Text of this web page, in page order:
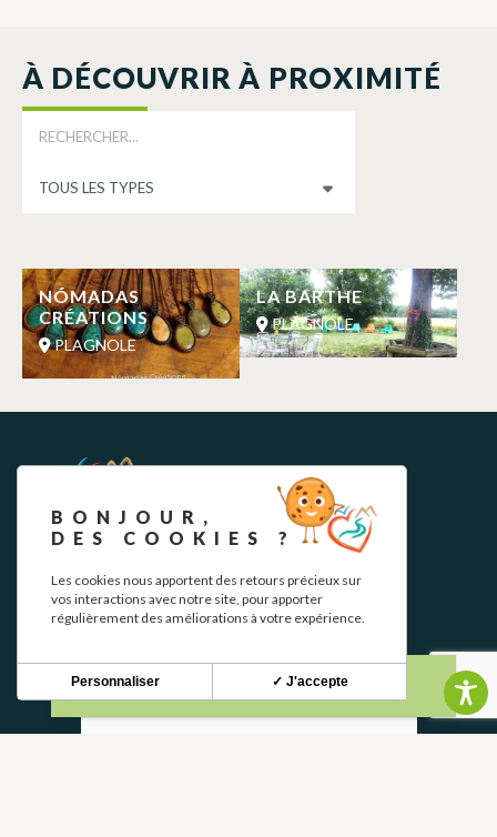
À DÉCOUVRIR À PROXIMITÉ
NÓMADAS
CRÉATIONS
PLAGNOLE
LA BARTHE
PLAGNOLE
NEWSLETTER
BONJOUR,
DES COOKIES ?
Les cookies nous apportent des retours précieux sur
vos interactions avec notre site, pour apporter
régulièrement des améliorations à votre expérience.
✓ J'accepte
Personnaliser